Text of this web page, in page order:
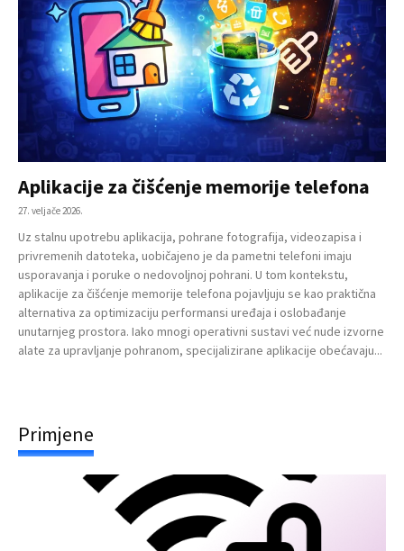
Aplikacije za čišćenje memorije telefona
27. veljače 2026.
Uz stalnu upotrebu aplikacija, pohrane fotografija, videozapisa i
privremenih datoteka, uobičajeno je da pametni telefoni imaju
usporavanja i poruke o nedovoljnoj pohrani. U tom kontekstu,
aplikacije za čišćenje memorije telefona pojavljuju se kao praktična
alternativa za optimizaciju performansi uređaja i oslobađanje
unutarnjeg prostora. Iako mnogi operativni sustavi već nude izvorne
alate za upravljanje pohranom, specijalizirane aplikacije obećavaju...
Primjene